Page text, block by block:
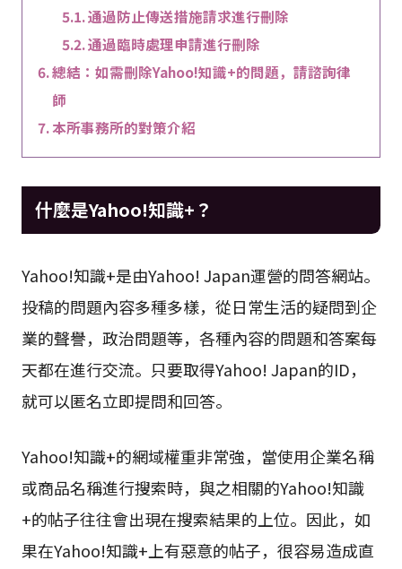
通過防止傳送措施請求進行刪除
通過臨時處理申請進行刪除
總結：如需刪除Yahoo!知識+的問題，請諮詢律
師
本所事務所的對策介紹
什麼是Yahoo!知識+？
Yahoo!知識+是由Yahoo! Japan運營的問答網站。
投稿的問題內容多種多樣，從日常生活的疑問到企
業的聲譽，政治問題等，各種內容的問題和答案每
天都在進行交流。只要取得Yahoo! Japan的ID，
就可以匿名立即提問和回答。
Yahoo!知識+的網域權重非常強，當使用企業名稱
或商品名稱進行搜索時，與之相關的Yahoo!知識
+的帖子往往會出現在搜索結果的上位。因此，如
果在Yahoo!知識+上有惡意的帖子，很容易造成直